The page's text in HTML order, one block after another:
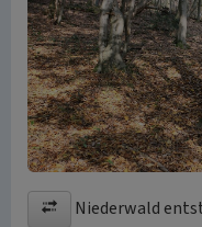
Niederwald